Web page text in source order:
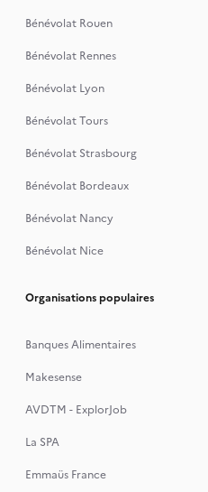
Bénévolat Rouen
Bénévolat Rennes
Bénévolat Lyon
Bénévolat Tours
Bénévolat Strasbourg
Bénévolat Bordeaux
Bénévolat Nancy
Bénévolat Nice
Organisations populaires
Banques Alimentaires
Makesense
AVDTM - ExplorJob
La SPA
Emmaüs France